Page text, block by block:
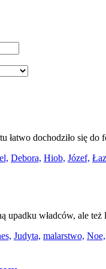
łatwo dochodziło się
Debora, Hiob, Józef,
upadku władców, ale też
Judyta, malarstwo, Noe,